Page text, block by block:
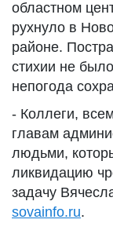
областном
рухнуло в
районе.
стихии не
непогода
- Коллеги,
главам
людьми,
ликвидацию
задачу
sovainfo.ru.